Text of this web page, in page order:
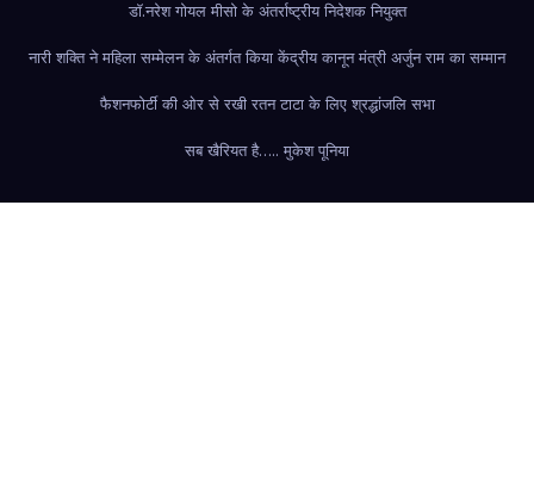
डॉ.नरेश गोयल मीसो के अंतर्राष्ट्रीय निदेशक नियुक्त
नारी शक्ति ने महिला सम्मेलन के अंतर्गत किया केंद्रीय कानून मंत्री अर्जुन राम का सम्मान
फैशनफोर्टी की ओर से रखी रतन टाटा के लिए श्रद्धांजलि सभा
सब खैरियत है….. मुकेश पूनिया